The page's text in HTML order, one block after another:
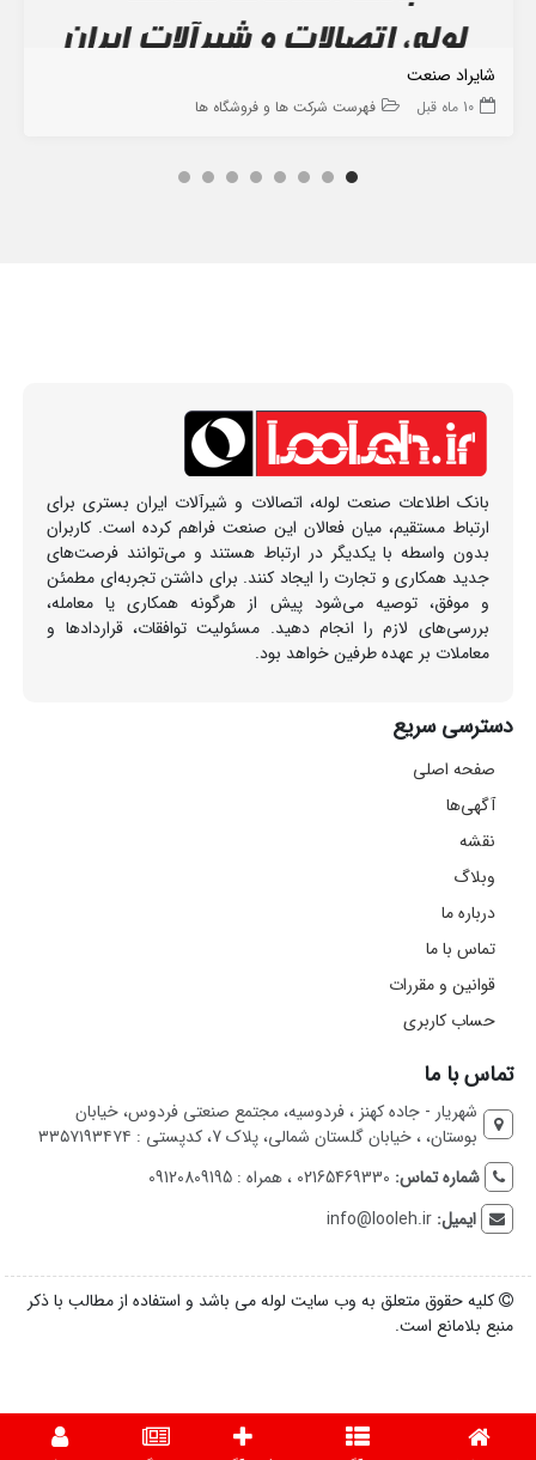
شایراد صنعت
10 ماه قبل فهرست شرکت ها و فروشگاه ها
بانک اطلاعات صنعت لوله، اتصالات و شیرآلات ایران بستری برای
ارتباط مستقیم، میان فعالان این صنعت فراهم کرده است. کاربران
بدون واسطه با یکدیگر در ارتباط هستند و می‌توانند فرصت‌های
جدید همکاری و تجارت را ایجاد کنند. برای داشتن تجربه‌ای مطمئن
و موفق، توصیه می‌شود پیش از هرگونه همکاری یا معامله،
بررسی‌های لازم را انجام دهید. مسئولیت توافقات، قراردادها و
معاملات بر عهده طرفین خواهد بود.
دسترسی سریع
صفحه اصلی
آگهی‌ها
نقشه
وبلاگ
درباره ما
تماس با ما
قوانین و مقررات
حساب کاربری
تماس با ما
شهریار - جاده کهنز ، فردوسیه، مجتمع صنعتی فردوس، خیابان
بوستان، ، خیابان گلستان شمالی، پلاک 7، کدپستی : ۳۳۵۷۱۹۳۴۷۴
شماره تماس: 02165469330 ، همراه : 09120809195
ایمیل:info@looleh.ir
کلیه حقوق متعلق به وب سایت لوله می باشد و استفاده از مطالب با ذکر
منبع بلامانع است.